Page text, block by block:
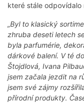
které stále odpovídalo
„Byl to klasický
zhruba deseti letech
byla parfumérie,
dárkové balení. V té
Štojdlová, Ivana
jsem začala jezdit na
jsem své zájmy
přírodní produkty.